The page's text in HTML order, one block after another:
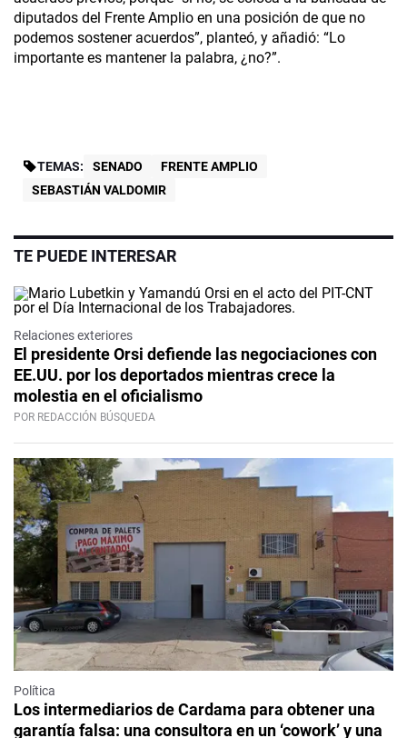
diputados del Frente Amplio en una posición de que no
podemos sostener acuerdos”, planteó, y añadió: “Lo
importante es mantener la palabra, ¿no?”.
TEMAS: SENADO
FRENTE AMPLIO
SEBASTIÁN VALDOMIR
TE PUEDE INTERESAR
Relaciones exteriores
El presidente Orsi defiende las negociaciones con
EE.UU. por los deportados mientras crece la
molestia en el oficialismo
POR REDACCIÓN BÚSQUEDA
Política
Los intermediarios de Cardama para obtener una
garantía falsa: una consultora en un ‘cowork’ y una